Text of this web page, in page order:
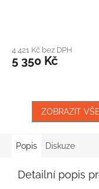
4 421 Kč bez DPH
5 350 Kč
ZOBRAZIT
Popis Diskuze
Detailní popis